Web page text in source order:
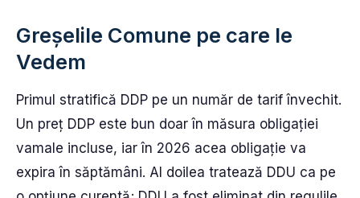
Greșelile Comune pe care le
Vedem
Primul stratifică DDP pe un număr de tarif învechit.
Un preț DDP este bun doar în măsura obligației
vamale incluse, iar în 2026 acea obligație va
expira în săptămâni. Al doilea tratează DDU ca pe